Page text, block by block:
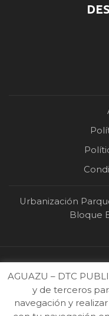
Urbanización
Bloque
AGUAZU – DTC
y de terceros
navegación y